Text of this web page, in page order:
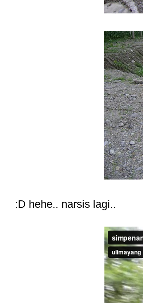
:D hehe.. narsis lagi..